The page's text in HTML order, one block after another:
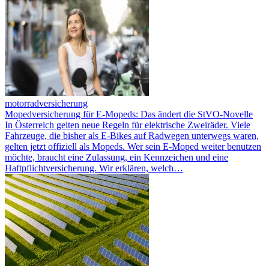
motorradversicherung
Mopedversicherung für E-Mopeds: Das ändert die StVO-Novelle
In Österreich gelten neue Regeln für elektrische Zweiräder. Viele
Fahrzeuge, die bisher als E-Bikes auf Radwegen unterwegs waren,
gelten jetzt offiziell als Mopeds. Wer sein E-Moped weiter benutzen
möchte, braucht eine Zulassung, ein Kennzeichen und eine
Haftpflichtversicherung. Wir erklären, welch…